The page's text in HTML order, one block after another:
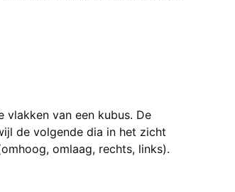
vlakken van een kubus. De
de volgende dia in het zicht
omlaag, rechts, links).